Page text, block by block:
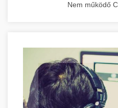
Nem működő